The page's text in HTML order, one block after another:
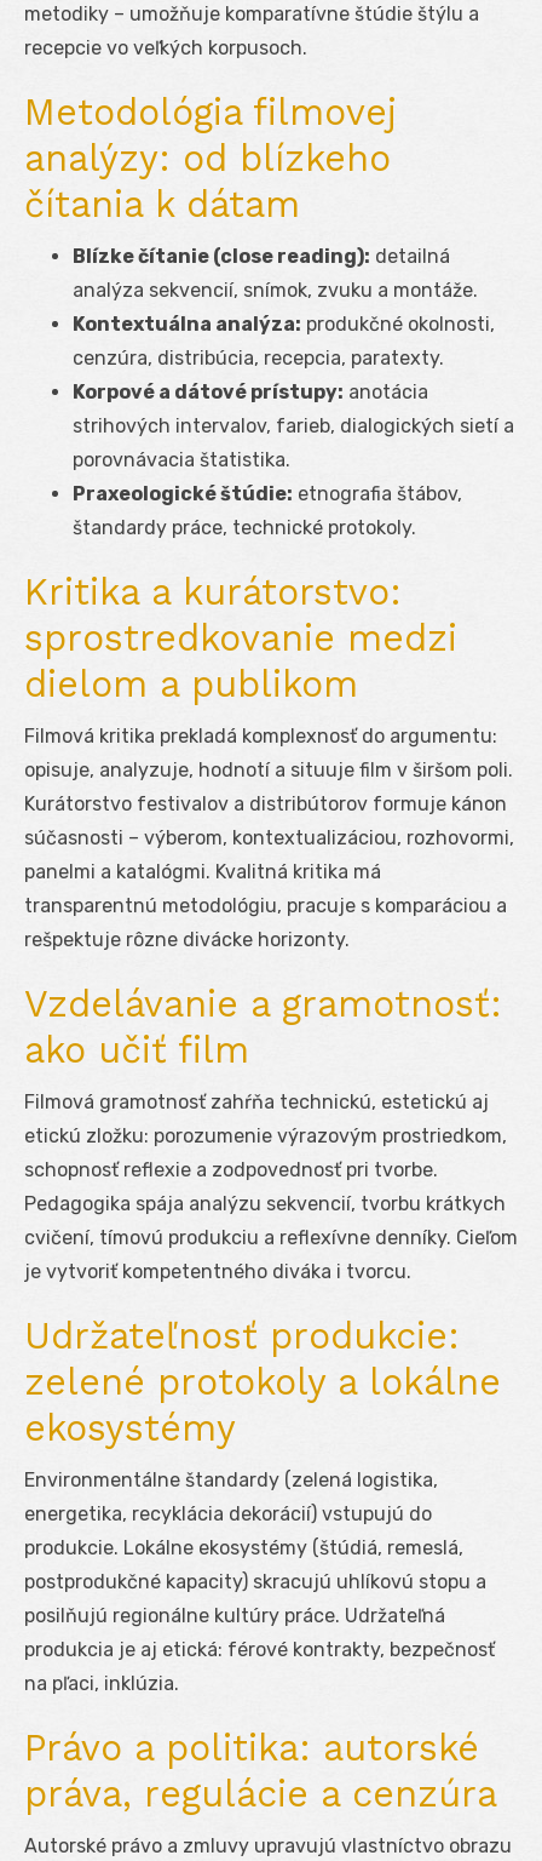
metodiky – umožňuje komparatívne štúdie štýlu a
recepcie vo veľkých korpusoch.
Metodológia filmovej
analýzy: od blízkeho
čítania k dátam
Blízke čítanie (close reading): detailná
analýza sekvencií, snímok, zvuku a montáže.
Kontextuálna analýza: produkčné okolnosti,
cenzúra, distribúcia, recepcia, paratexty.
Korpové a dátové prístupy: anotácia
strihových intervalov, farieb, dialogických sietí a
porovnávacia štatistika.
Praxeologické štúdie: etnografia štábov,
štandardy práce, technické protokoly.
Kritika a kurátorstvo:
sprostredkovanie medzi
dielom a publikom
Filmová kritika prekladá komplexnosť do argumentu:
opisuje, analyzuje, hodnotí a situuje film v širšom poli.
Kurátorstvo festivalov a distribútorov formuje kánon
súčasnosti – výberom, kontextualizáciou, rozhovormi,
panelmi a katalógmi. Kvalitná kritika má
transparentnú metodológiu, pracuje s komparáciou a
rešpektuje rôzne divácke horizonty.
Vzdelávanie a gramotnosť:
ako učiť film
Filmová gramotnosť zahŕňa technickú, estetickú aj
etickú zložku: porozumenie výrazovým prostriedkom,
schopnosť reflexie a zodpovednosť pri tvorbe.
Pedagogika spája analýzu sekvencií, tvorbu krátkych
cvičení, tímovú produkciu a reflexívne denníky. Cieľom
je vytvoriť kompetentného diváka i tvorcu.
Udržateľnosť produkcie:
zelené protokoly a lokálne
ekosystémy
Environmentálne štandardy (zelená logistika,
energetika, recyklácia dekorácií) vstupujú do
produkcie. Lokálne ekosystémy (štúdiá, remeslá,
postprodukčné kapacity) skracujú uhlíkovú stopu a
posilňujú regionálne kultúry práce. Udržateľná
produkcia je aj etická: férové kontrakty, bezpečnosť
na pľaci, inklúzia.
Právo a politika: autorské
práva, regulácie a cenzúra
Autorské právo a zmluvy upravujú vlastníctvo obrazu